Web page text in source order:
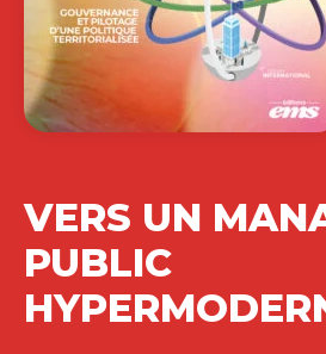
VERS UN
PUBLIC